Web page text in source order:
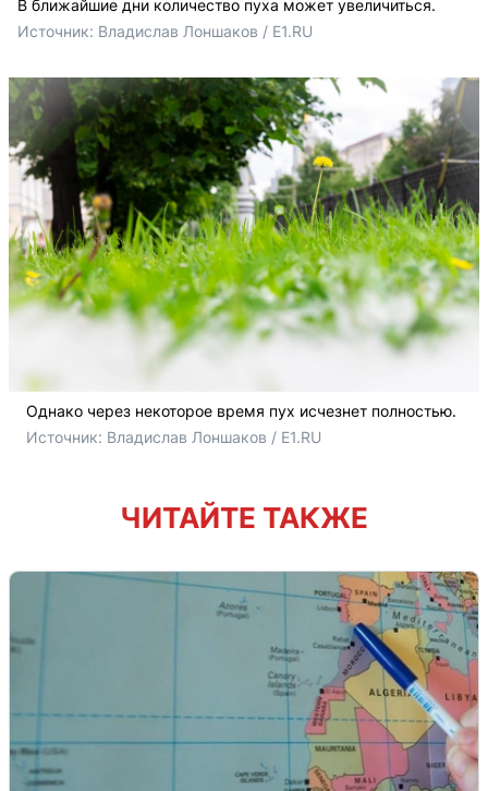
В ближайшие дни количество пуха может увеличиться.
Источник: Владислав Лоншаков / E1.RU
Однако через некоторое время пух исчезнет полностью.
Источник: Владислав Лоншаков / E1.RU
ЧИТАЙТЕ ТАКЖЕ